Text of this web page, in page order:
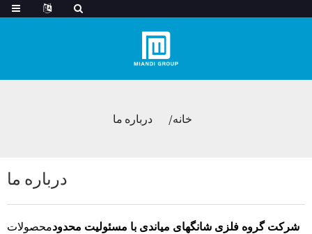
خانه درباره ما
درباره ما
شرکت گروه فلزی شانگهای میاندی با مسئولیت محدودمحصولات